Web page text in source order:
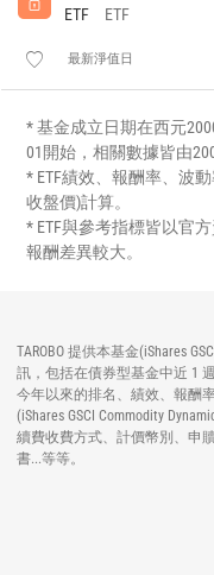
ETF
ETF
最新淨值日
* 基金成立日期在西元
01開始，相關數據皆由
* ETF績效、報酬率、波
收盤價)計算。
* ETF與參考指標皆以官
報酬差異較大。
TAROBO 提供本基金(iShares
訊，包括在債券型基金中近 1
今年以來的排名、績效、報酬
(iShares GSCI Commodity
續費收費方式、計價幣別、申
書...等等。